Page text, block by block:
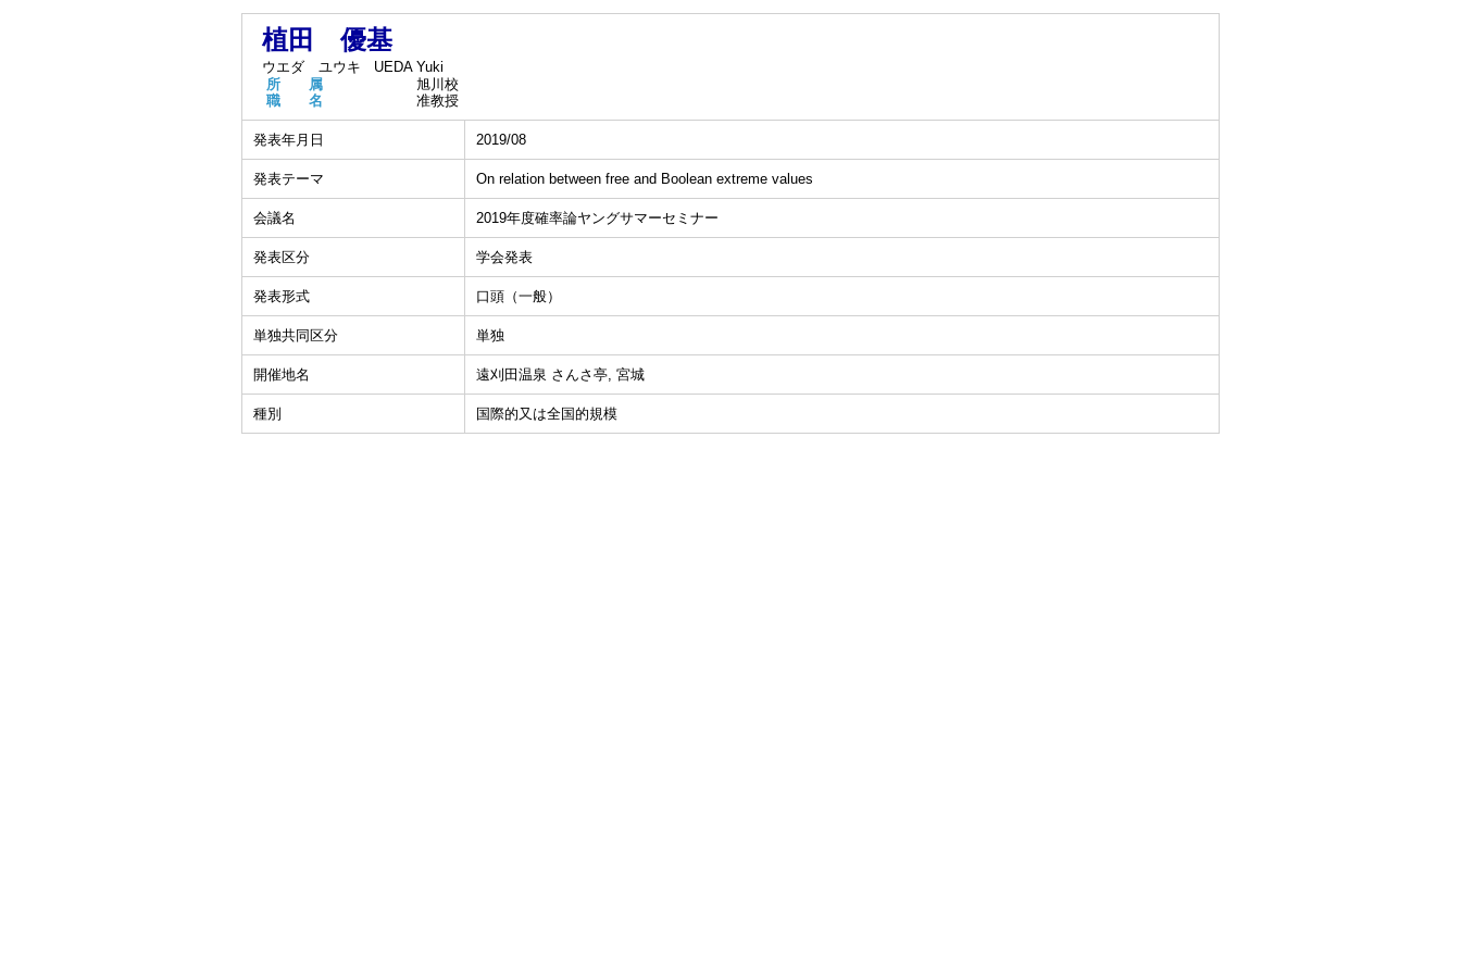
植田 優基
ウエダ ユウキ
UEDA Yuki
所 属
旭川校
職 名
准教授
発表年月日 2019/08
発表テーマ On relation between free and Boolean extreme values
会議名 2019年度確率論ヤングサマーセミナー
発表区分 学会発表
発表形式 口頭（一般）
単独共同区分 単独
開催地名 遠刈田温泉 さんさ亭, 宮城
種別 国際的又は全国的規模